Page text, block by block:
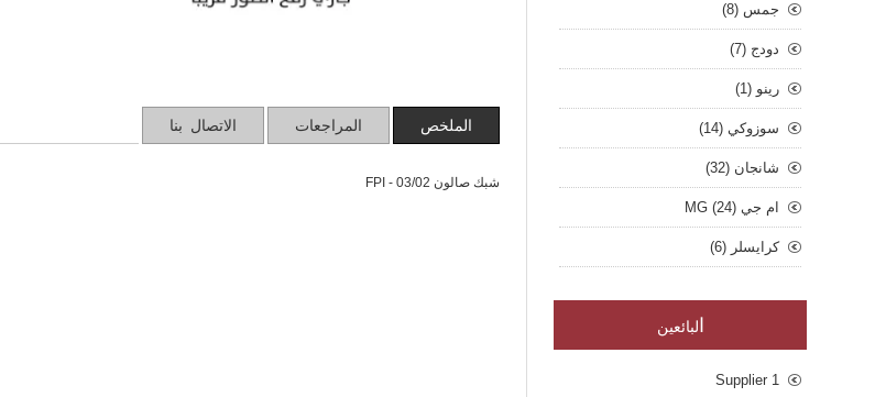
الملخص المراجعات الاتصال بنا
شبك صالون 03/02 - FPI
جمس (8)
دودج (7)
رينو (1)
سوزوكي (14)
شانجان (32)
ام جي MG (24)
كرايسلر (6)
لبائعين
Supplier 1